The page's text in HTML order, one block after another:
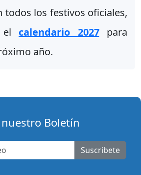
todos los festivos oficiales,
calendario 2027para
año.
Boletín
Suscribete